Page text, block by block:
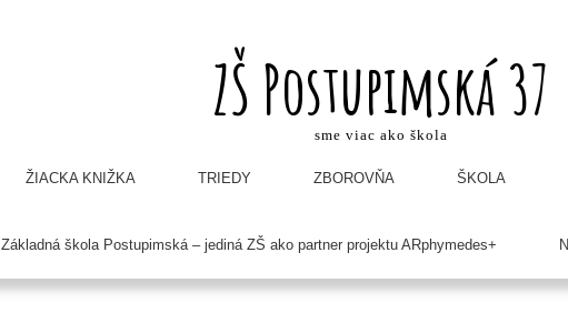
ZŠ Postupimská 37
sme viac ako škola
ŽIACKA KNIŽKA TRIEDY ZBOROVŇA ŠKOLA
Základná škola Postupimská – jediná ZŠ ako partner projektu ARphymedes+